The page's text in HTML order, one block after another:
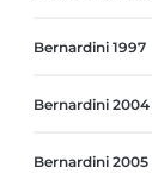
Bernardini 1997
Bernardini 2004
Bernardini 2005